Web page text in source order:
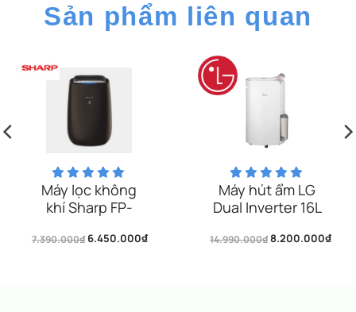
Sản phẩm liên quan
Máy lọc không
khí Sharp FP-
7.390.000₫ 6.450.000₫
Máy hút ẩm LG
Dual Inverter 16L
14.990.000₫ 8.200.000₫